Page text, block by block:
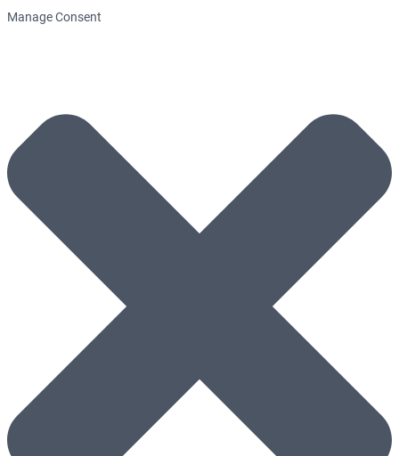
Manage Consent